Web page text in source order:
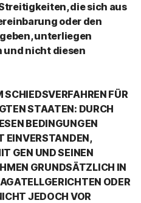
die sich aus
oder den
unterliegen
und nicht diesen
FÜR
STAATEN: DURCH
BEDINGUNGEN
EINVERSTANDEN,
GEN UND SEINEN
GRUNDSÄTZLICH IN
ODER
JEDOCH VOR